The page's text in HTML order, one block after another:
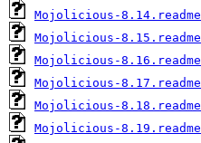
Mojolicious-8.14.readme
Mojolicious-8.15.readme
Mojolicious-8.16.readme
Mojolicious-8.17.readme
Mojolicious-8.18.readme
Mojolicious-8.19.readme